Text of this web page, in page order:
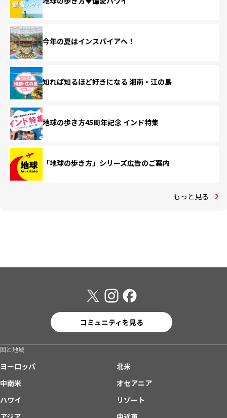
今年の夏はインスパイアへ！
知れば知るほど好きになる 湘南・江の島
地球の歩き方45周年記念 インド特集
「地球の歩き方」シリーズ広告のご案内
もっと見る
コミュニティを見る
国と地域
ヨーロッパ
北米
中南米
オセアニア
ハワイ
リゾート